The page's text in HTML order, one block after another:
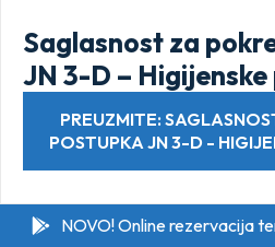
Saglasnost za
JN 3-D –
PREUZMITE:
POSTUPKA JN 3-D -
NOVO! Online rezervacija